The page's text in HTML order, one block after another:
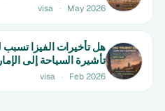
visa · May 2026
هل تأخيرات الفيزا
تأشيرة السياحة إلى
واحد | ابتداءً من 550 درهم
visa · Feb 2026